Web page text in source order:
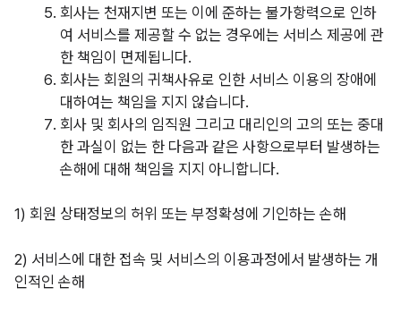
회사는 천재지변 또는 이에 준하는 불가항력으로 인하
여 서비스를 제공할 수 없는 경우에는 서비스 제공에 관
한 책임이 면제됩니다.
회사는 회원의 귀책사유로 인한 서비스 이용의 장애에
대하여는 책임을 지지 않습니다.
회사 및 회사의 임직원 그리고 대리인의 고의 또는 중대
한 과실이 없는 한 다음과 같은 사항으로부터 발생하는
손해에 대해 책임을 지지 아니합니다.
1) 회원 상태정보의 허위 또는 부정확성에 기인하는 손해
2) 서비스에 대한 접속 및 서비스의 이용과정에서 발생하는 개
인적인 손해